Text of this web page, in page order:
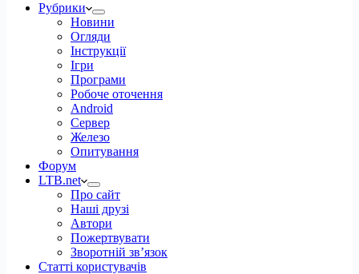
Рубрики
Новини
Огляди
Інструкції
Ігри
Програми
Робоче оточення
Android
Сервер
Железо
Опитування
Форум
LTB.net
Про сайт
Наші друзі
Автори
Пожертвувати
Зворотній зв’язок
Статті користувачів